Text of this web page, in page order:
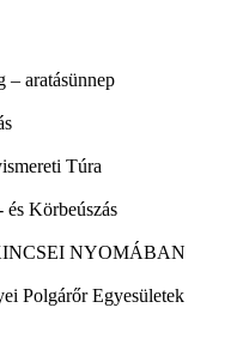
– aratásünnep
Túra
Körbeúszás
NYOMÁBAN
Polgárőr Egyesületek